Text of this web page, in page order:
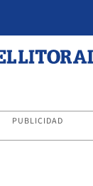
PUBLICIDAD